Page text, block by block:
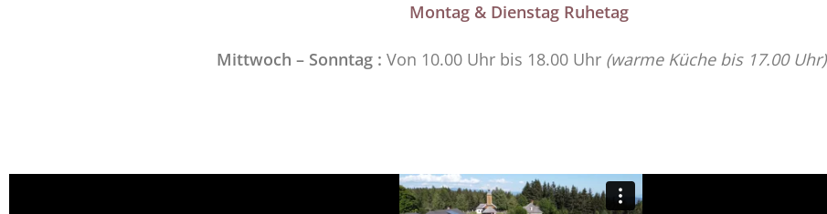
Montag & Dienstag Ruhetag
Mittwoch – Sonntag : Von 10.00 Uhr bis 18.00 Uhr (warme Küche bis 17.00 Uhr)